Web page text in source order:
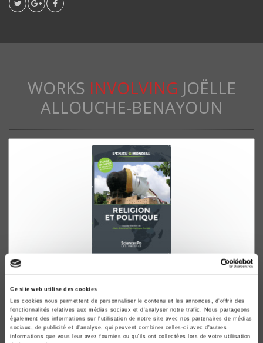
Ce site web utilise des cookies
Les cookies nous permettent de personnaliser le contenu et les annonces, d'offrir des
fonctionnalités relatives aux médias sociaux et d'analyser notre trafic. Nous partageons
également des informations sur l'utilisation de notre site avec nos partenaires de médias
sociaux, de publicité et d'analyse, qui peuvent combiner celles-ci avec d'autres
informations que vous leur avez fournies ou qu'ils ont collectées lors de votre utilisation
WORKS INVOLVING JOËLLE
ALLOUCHE-BENAYOUN
L'Enjeu mondial. Religion & politique
Alain Dieckhoff, Philippe Portier